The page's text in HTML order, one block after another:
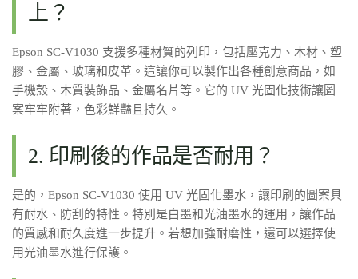
上？
Epson SC-V1030 支援多種材質的列印，包括壓克力、木材、塑
膠、金屬、玻璃和皮革。這讓你可以製作出各種創意商品，如
手機殼、木質裝飾品、金屬名片等。它的 UV 光固化技術讓圖
案牢牢附著，色彩鮮豔且持久。
2. 印刷後的作品是否耐用？
是的，Epson SC-V1030 使用 UV 光固化墨水，讓印刷的圖案具
有耐水、防刮的特性。特別是白墨和光油墨水的運用，讓作品
的質感和耐久度進一步提升。若想加強耐磨性，還可以選擇使
用光油墨水進行保護。